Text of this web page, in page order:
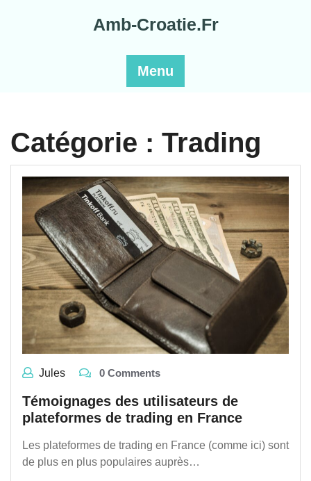
Amb-Croatie.Fr
Menu
Catégorie : Trading
Jules 0 Comments
Témoignages des utilisateurs de
plateformes de trading en France
Les plateformes de trading en France (comme ici) sont
de plus en plus populaires auprès…